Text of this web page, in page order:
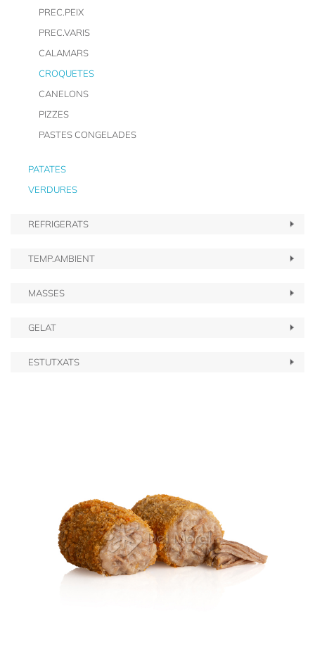
PREC.PEIX
PREC.VARIS
CALAMARS
CROQUETES
CANELONS
PIZZES
PASTES CONGELADES
PATATES
VERDURES
REFRIGERATS
TEMP.AMBIENT
MASSES
GELAT
ESTUTXATS